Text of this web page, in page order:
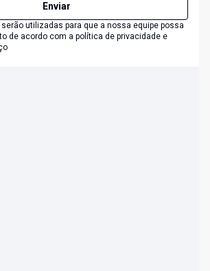
Enviar
utilizadas para que a nossa equipe possa
de acordo com a política de privacidade e